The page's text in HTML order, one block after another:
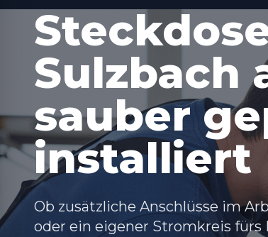
Sulzbach
sauber
installiert
Ob zusätzliche Anschlüsse im
oder ein eigener Stromkreis